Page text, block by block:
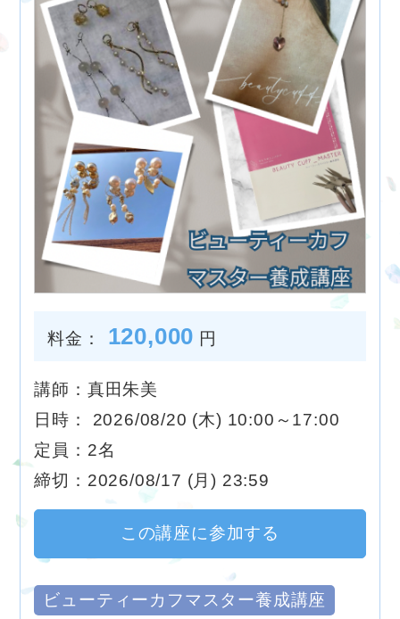
料金： 120,000 円
講師：真田朱美
日時： 2026/08/20 (木) 10:00～17:00
定員：2名
締切：2026/08/17 (月) 23:59
この講座に参加する
ビューティーカフマスター養成講座